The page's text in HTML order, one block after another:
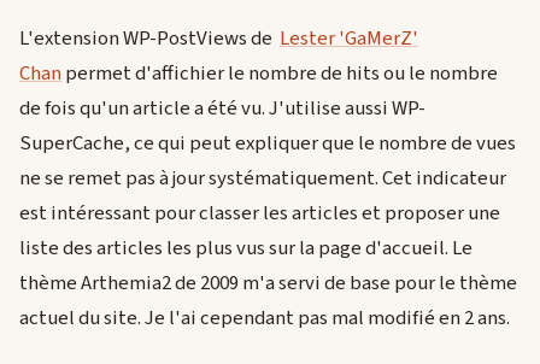
L'extension WP-PostViews de Lester 'GaMerZ'
Chanpermet d'affichier le nombre de hits ou le nombre
de fois qu'un article a été vu. J'utilise aussi WP-
SuperCache, ce qui peut expliquer que le nombre de vues
ne se remet pas à jour systématiquement. Cet indicateur
est intéressant pour classer les articles et proposer une
liste des articles les plus vus sur la page d'accueil. Le
thème Arthemia2 de 2009 m'a servi de base pour le thème
actuel du site. Je l'ai cependant pas mal modifié en 2 ans.